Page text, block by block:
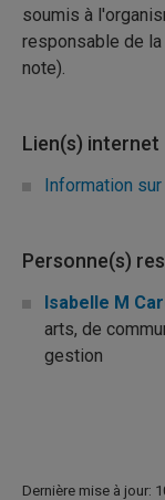
soumis à
responsable de
note).
Lien(s) internet
Information
Personne(s)
Isabelle M
arts, de
gestion
Dernière mise à jour: